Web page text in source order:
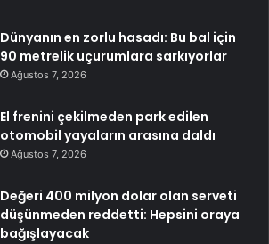
Dünyanın en zorlu hasadı: Bu bal için
90 metrelik uçurumlara sarkıyorlar
Ağustos 7, 2026
El frenini çekilmeden park edilen
otomobil yayaların arasına daldı
Ağustos 7, 2026
Değeri 400 milyon dolar olan serveti
düşünmeden reddetti: Hepsini oraya
bağışlayacak